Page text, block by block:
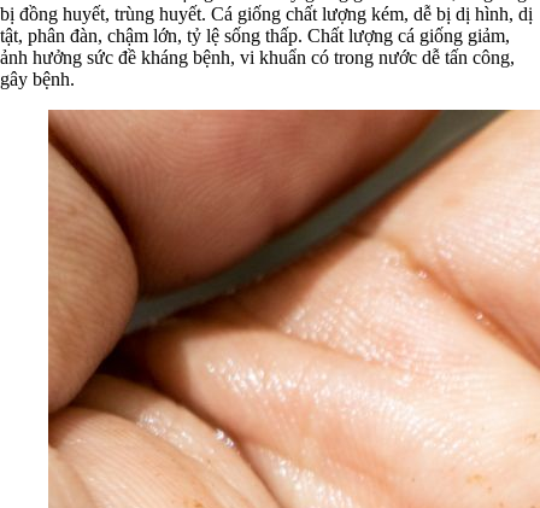
bị đồng huyết, trùng huyết. Cá giống chất lượng kém, dễ bị dị hình, dị
tật, phân đàn, chậm lớn, tỷ lệ sống thấp. Chất lượng cá giống giảm,
ảnh hưởng sức đề kháng bệnh, vi khuẩn có trong nước dễ tấn công,
gây bệnh.